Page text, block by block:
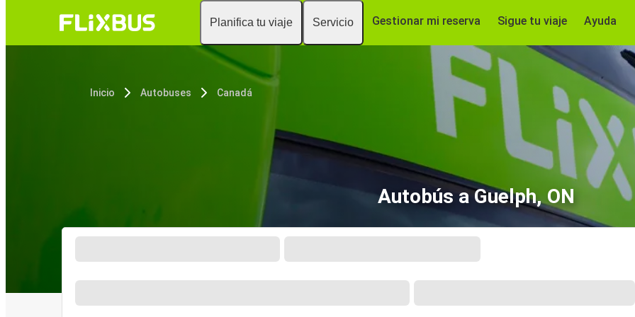
Planifica tu viaje Servicio Gestionar mi reserva Sigue tu viaje Ayuda
Inicio Autobuses Canadá
Autobús a Guelph, ON